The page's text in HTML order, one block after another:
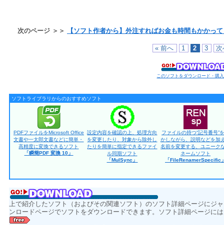
次のページ ＞＞ 【ソフト作者から】外注すればお金も時間もかかっ
« 前へ 1 2 3
このソフトをダウンロード・購
ソフトライブラリからのおすすめソフト
PDFファイルをMicrosoft Office
文書や一太郎文書などに簡単・
高精度に変換できるソフト
「瞬簡PDF 変換 10」
設定内容を確認の上、処理方向
を変更したり、対象から除外し
たりを簡単に指定できるファイ
ル同期ソフト
「MulSync」
ファイルの持つ“記号番号”
かしながら、説明などを加
名前を変更する、ユニーク
ネームソフト
「FileRenamerSpecific
上で紹介したソフト（およびその関連ソフト）のソフト詳細ページにジ
ンロードページでソフトをダウンロードできます。ソフト詳細ページに